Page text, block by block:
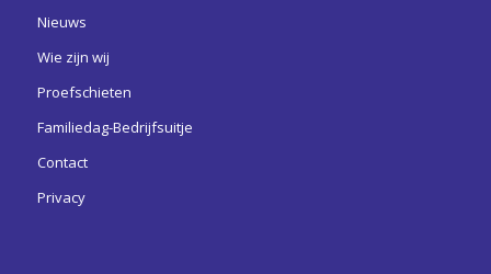
Nieuws
Wie zijn wij
Proefschieten
Familiedag-Bedrijfsuitje
Contact
Privacy